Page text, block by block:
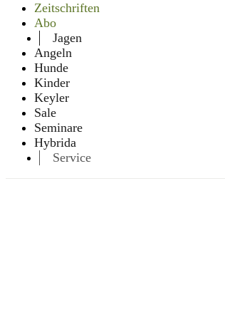
Zeitschriften
Abo
Jagen
Angeln
Hunde
Kinder
Keyler
Sale
Seminare
Hybrida
Service